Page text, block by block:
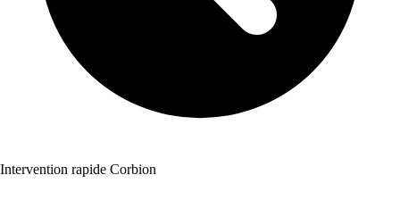
Intervention rapide Corbion